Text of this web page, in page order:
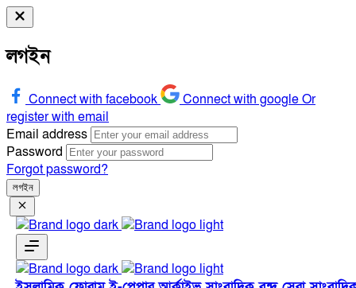
লগইন
Connect with facebook Connect with googleOr
register with email
Email address
Password
Forgot password?
লগইন